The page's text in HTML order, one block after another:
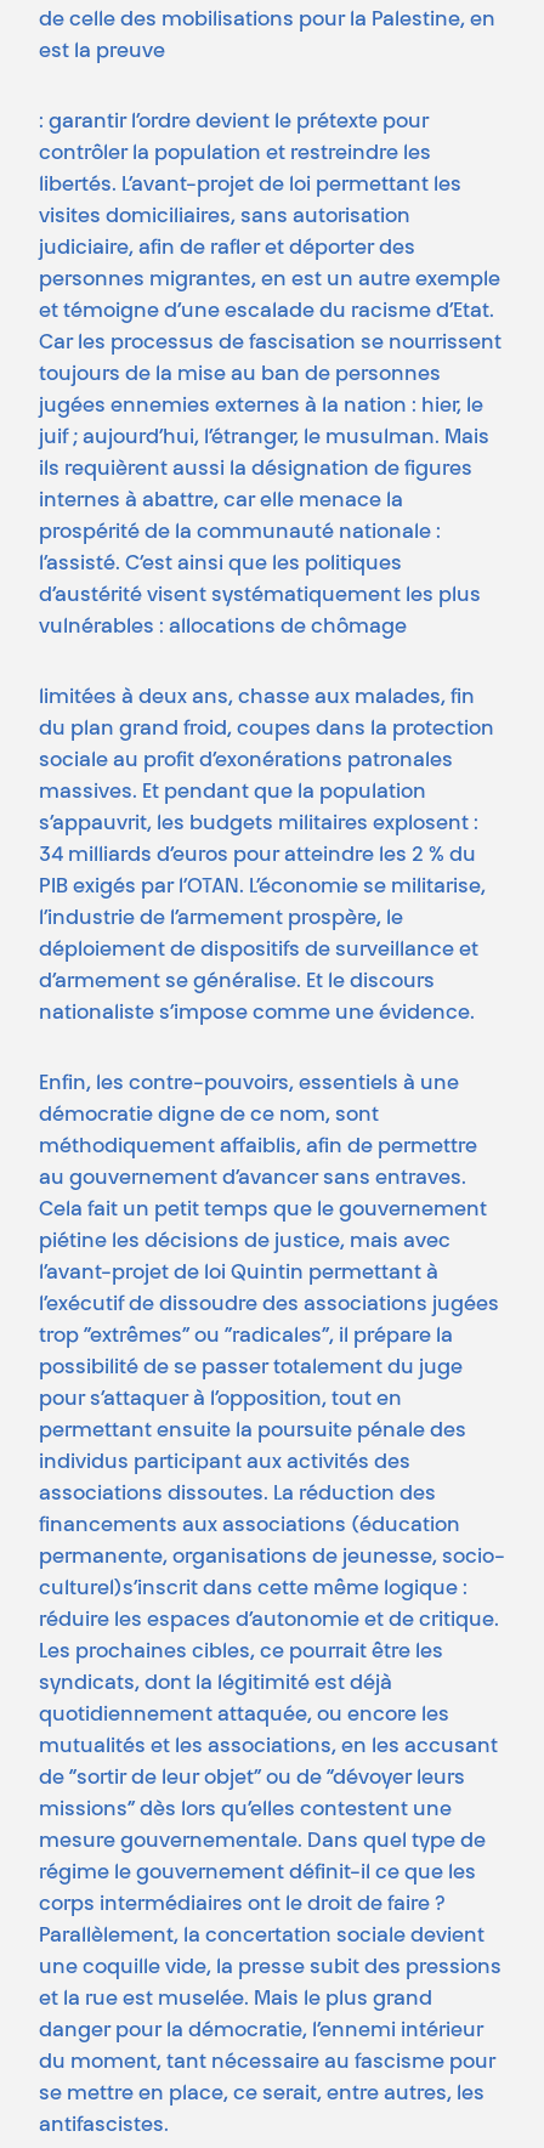
de celle des mobilisations pour la Palestine, en
est la preuve
: garantir l’ordre devient le prétexte pour
contrôler la population et restreindre les
libertés. L’avant-projet de loi permettant les
visites domiciliaires, sans autorisation
judiciaire, afin de rafler et déporter des
personnes migrantes, en est un autre exemple
et témoigne d’une escalade du racisme d’Etat.
Car les processus de fascisation se nourrissent
toujours de la mise au ban de personnes
jugées ennemies externes à la nation : hier, le
juif ; aujourd’hui, l’étranger, le musulman. Mais
ils requièrent aussi la désignation de figures
internes à abattre, car elle menace la
prospérité de la communauté nationale :
l’assisté. C’est ainsi que les politiques
d’austérité visent systématiquement les plus
vulnérables : allocations de chômage
limitées à deux ans, chasse aux malades, fin
du plan grand froid, coupes dans la protection
sociale au profit d’exonérations patronales
massives. Et pendant que la population
s’appauvrit, les budgets militaires explosent :
34 milliards d’euros pour atteindre les 2 % du
PIB exigés par l’OTAN. L’économie se militarise,
l’industrie de l’armement prospère, le
déploiement de dispositifs de surveillance et
d’armement se généralise. Et le discours
nationaliste s’impose comme une évidence.
Enfin, les contre-pouvoirs, essentiels à une
démocratie digne de ce nom, sont
méthodiquement affaiblis, afin de permettre
au gouvernement d’avancer sans entraves.
Cela fait un petit temps que le gouvernement
piétine les décisions de justice, mais avec
l’avant-projet de loi Quintin permettant à
l’exécutif de dissoudre des associations jugées
trop “extrêmes” ou “radicales”, il prépare la
possibilité de se passer totalement du juge
pour s’attaquer à l’opposition, tout en
permettant ensuite la poursuite pénale des
individus participant aux activités des
associations dissoutes. La réduction des
financements aux associations (éducation
permanente, organisations de jeunesse, socio-
culturel)s’inscrit dans cette même logique :
réduire les espaces d’autonomie et de critique.
Les prochaines cibles, ce pourrait être les
syndicats, dont la légitimité est déjà
quotidiennement attaquée, ou encore les
mutualités et les associations, en les accusant
de “sortir de leur objet” ou de “dévoyer leurs
missions” dès lors qu’elles contestent une
mesure gouvernementale. Dans quel type de
régime le gouvernement définit-il ce que les
corps intermédiaires ont le droit de faire ?
Parallèlement, la concertation sociale devient
une coquille vide, la presse subit des pressions
et la rue est muselée. Mais le plus grand
danger pour la démocratie, l’ennemi intérieur
du moment, tant nécessaire au fascisme pour
se mettre en place, ce serait, entre autres, les
antifascistes.